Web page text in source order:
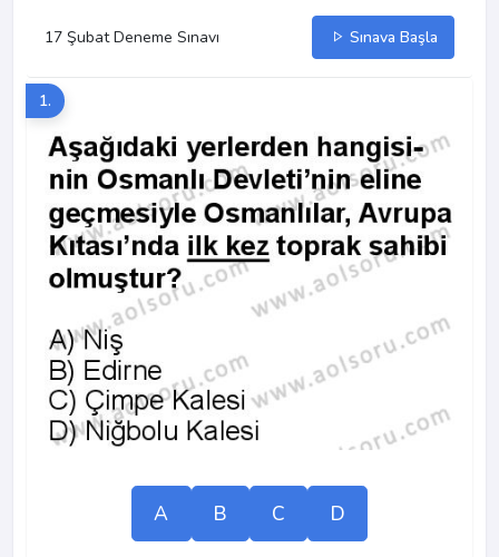
17 Şubat Deneme Sınavı Sınava Başla
1.
A B C D